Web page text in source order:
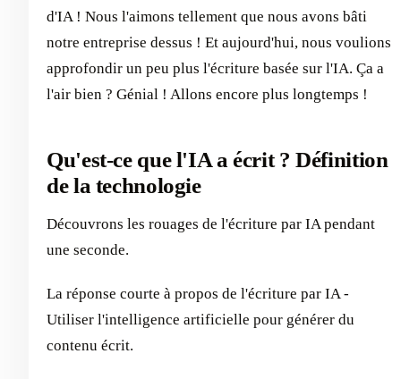
d'IA ! Nous l'aimons tellement que nous avons bâti
notre entreprise dessus ! Et aujourd'hui, nous voulions
approfondir un peu plus l'écriture basée sur l'IA. Ça a
l'air bien ? Génial ! Allons encore plus longtemps !
Qu'est-ce que l'IA a écrit ? Définition
de la technologie
Découvrons les rouages de l'écriture par IA pendant
une seconde.
La réponse courte à propos de l'écriture par IA -
Utiliser l'intelligence artificielle pour générer du
contenu écrit.